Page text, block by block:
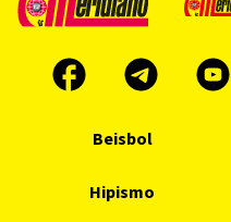
Beisbol
Hipismo